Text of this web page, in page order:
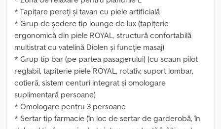
* Tapițare pereți și tavan cu piele artificială
* Grup de ședere tip lounge de lux (tapițerie
ergonomică din piele ROYAL, structură confortabilă
multistrat cu vatelină Diolen și funcție masaj)
* Grup tip bar (pe partea pasagerului) (cu scaun pilot
reglabil, tapițerie piele ROYAL, rotativ, suport lombar,
cotieră, sistem centuri integrat și omologare
suplimentară persoane)
* Omologare pentru 3 persoane
* Sertar tip farmacie (în loc de sertar de garderobă, în